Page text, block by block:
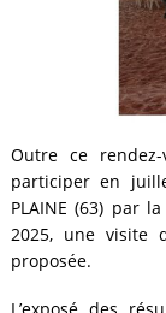
Outre ce
participer en
PLAINE (63) par
2025, une visite
proposée.